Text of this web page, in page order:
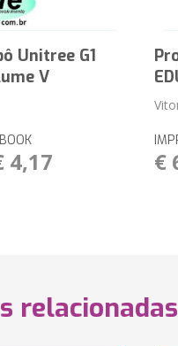
Unitree G1
V
4,17 €
relacionadas